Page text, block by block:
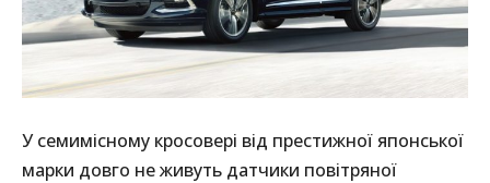
У семимісному кросовері від престижної японської
марки довго не живуть датчики повітряної